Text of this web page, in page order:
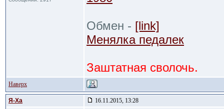
Обмен - [link]
Менялка педалек
Заштатная сволочь.
Наверх
Я-Ха 16.11.2015, 13:28